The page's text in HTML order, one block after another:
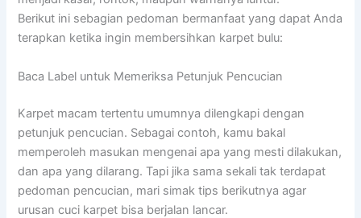
Berikut ini sebagian pedoman bermanfaat yang dapat Anda
terapkan ketika ingin membersihkan karpet bulu:
Baca Label untuk Memeriksa Petunjuk Pencucian
Karpet macam tertentu umumnya dilengkapi dengan
petunjuk pencucian. Sebagai contoh, kamu bakal
memperoleh masukan mengenai apa yang mesti dilakukan,
dan apa yang dilarang. Tapi jika sama sekali tak terdapat
pedoman pencucian, mari simak tips berikutnya agar
urusan cuci karpet bisa berjalan lancar.